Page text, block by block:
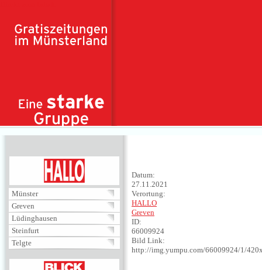
Münster
Greven
Lüdinghausen
Steinfurt
Telgte
BLICKPUNKT
Datum:
27.11.2021
Verortung:
HALLO
Greven
ID:
66009924
Bild Link:
http://img.yumpu.com/66009924/1/